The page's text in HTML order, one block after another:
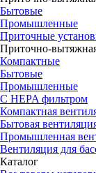
Бытовые
Промышленные
Приточные
Приточно-
Компактные
Бытовые
Промышленные
С HEPA фильтром
Компактная
Бытовая
Промышленная
Вентиляция для
Каталог